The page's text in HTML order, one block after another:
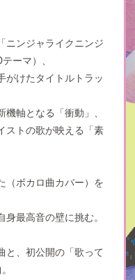
ニンジャライクニンジ
ーマ）、
がけたタイトルトラッ
軸となる「衝動」、
ストの歌が映える「素
（ボカロ曲カバー）を
最高音の壁に挑む。
と、初公開の「歌って